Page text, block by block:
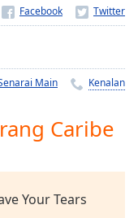
Main Kenalan
Caribe
Your Tears